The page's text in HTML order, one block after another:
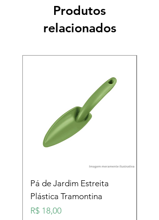
Produtos
relacionados
Pá de Jardim Estreita
Plástica Tramontina
Preço
R$ 18,00